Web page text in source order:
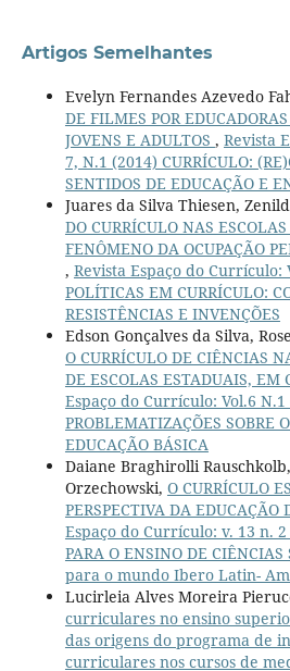
Artigos Semelhantes
Evelyn Fernandes Azevedo
DE FILMES POR
JOVENS E ADULTOS , Revista
7, N.1 (2014) CURRÍCULO:
SENTIDOS DE EDUCAÇÃO E
Juares da Silva Thiesen,
DO CURRÍCULO NAS
FENÔMENO DA OCUPAÇÃO
, Revista Espaço do Currículo:
POLÍTICAS EM CURRÍCULO:
RESISTÊNCIAS E INVENÇÕES
Edson Gonçalves da Silva,
O CURRÍCULO DE CIÊNCIAS
DE ESCOLAS ESTADUAIS, EM
Espaço do Currículo: Vol.6 N.1
PROBLEMATIZAÇÕES SOBRE
EDUCAÇÃO BÁSICA
Daiane Braghirolli
Orzechowski, O CURRÍCULO
PERSPECTIVA DA EDUCAÇÃO
Espaço do Currículo: v. 13 n. 2
PARA O ENSINO DE
para o mundo Ibero Latin-
Lucirleia Alves Moreira
curriculares no ensino
das origens do programa de
curriculares nos cursos de